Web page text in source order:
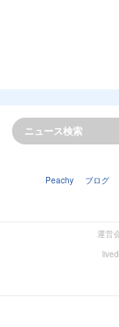
Peachy ブログ
運営